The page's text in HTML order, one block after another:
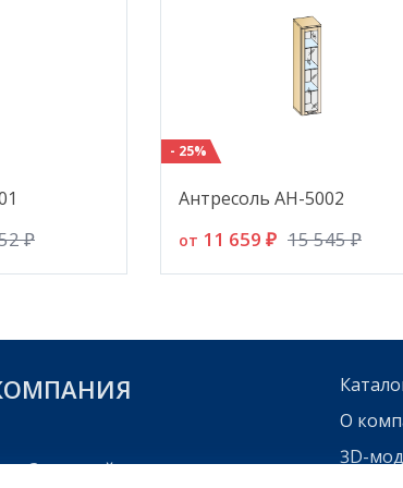
₽
- 25%
Антресоль АН-5002
от 11 659 ₽ 15 545 ₽
г. Заречный,
О
3D-